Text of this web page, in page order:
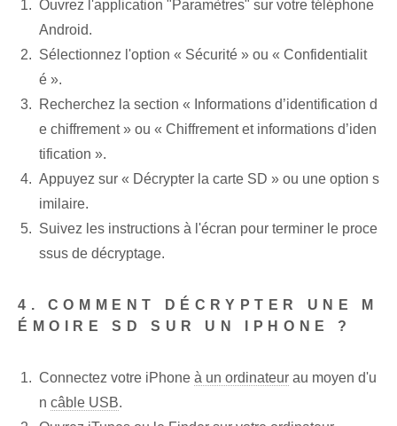
Ouvrez l'application "Paramètres" sur votre téléphone
Android.
Sélectionnez l'option « Sécurité » ou « Confidentialit
é ».
Recherchez la section « Informations d’identification d
e chiffrement » ou « Chiffrement et informations d’iden
tification ».
Appuyez sur « Décrypter la carte SD » ou une option s
imilaire.
Suivez les instructions à l'écran pour terminer le proce
ssus de décryptage.
4. COMMENT DÉCRYPTER UNE M
ÉMOIRE SD SUR UN IPHONE ?
Connectez votre iPhone à un ordinateur au moyen d'u
n câble USB.